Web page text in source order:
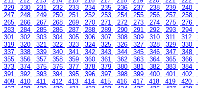
229 230 231 232 233 234 235 236 237 238 239 240
247 248 249 250 251 252 253 254 255 256 257 258
265 266 267 268 269 270 271 272 273 274 275 276
283 284 285 286 287 288 289 290 291 292 293 294
301 302 303 304 305 306 307 308 309 310 311 312
319 320 321 322 323 324 325 326 327 328 329 330
337 338 339 340 341 342 343 344 345 346 347 348
355 356 357 358 359 360 361 362 363 364 365 366
373 374 375 376 377 378 379 380 381 382 383 384
391 392 393 394 395 396 397 398 399 400 401 402
409 410 411 412 413 414 415 416 417 418 419 420